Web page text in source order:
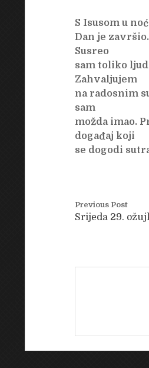
S Isusom u
Dan je
Susreo
sam toliko
Zahvaljujem
na radosnim
sam
možda imao.
događaj koji
se dogodi
Previous Post
Srijeda 29.